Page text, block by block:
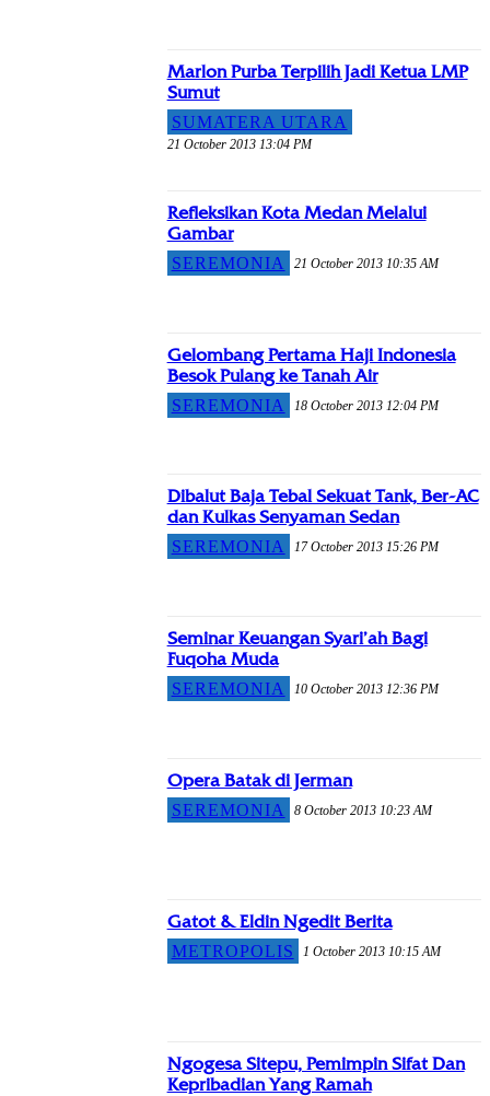
Marlon Purba Terpilih Jadi Ketua LMP
Sumut
SUMATERA UTARA
21 October 2013 13:04 PM
Refleksikan Kota Medan Melalui
Gambar
SEREMONIA 21 October 2013 10:35 AM
Gelombang Pertama Haji Indonesia
Besok Pulang ke Tanah Air
SEREMONIA 18 October 2013 12:04 PM
Dibalut Baja Tebal Sekuat Tank, Ber-AC
dan Kulkas Senyaman Sedan
SEREMONIA 17 October 2013 15:26 PM
Seminar Keuangan Syari’ah Bagi
Fuqoha Muda
SEREMONIA 10 October 2013 12:36 PM
Opera Batak di Jerman
SEREMONIA 8 October 2013 10:23 AM
Gatot & Eldin Ngedit Berita
METROPOLIS 1 October 2013 10:15 AM
Ngogesa Sitepu, Pemimpin Sifat Dan
Kepribadian Yang Ramah